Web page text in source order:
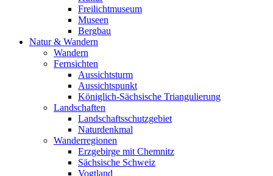
Freilichtmuseum
Museen
Bergbau
Natur & Wandern
Wandern
Fernsichten
Aussichtsturm
Aussichtspunkt
Königlich-Sächsische Triangulierung
Landschaften
Landschaftsschutzgebiet
Naturdenkmal
Wanderregionen
Erzgebirge mit Chemnitz
Sächsische Schweiz
Vogtland